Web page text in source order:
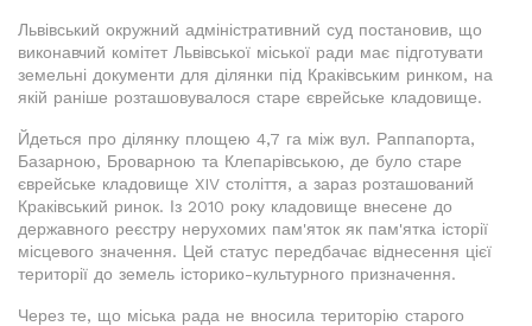
Львівський окружний адміністративний суд постановив, що
виконавчий комітет Львівської міської ради має підготувати
земельні документи для ділянки під Краківським ринком, на
якій раніше розташовувалося старе єврейське кладовище.
Йдеться про ділянку площею 4,7 га між вул. Раппапорта,
Базарною, Броварною та Клепарівською, де було старе
єврейське кладовище XIV століття, а зараз розташований
Краківський ринок. Із 2010 року кладовище внесене до
державного реєстру нерухомих пам'яток як пам'ятка історії
місцевого значення. Цей статус передбачає віднесення цієї
території до земель історико-культурного призначення.
Через те, що міська рада не вносила територію старого